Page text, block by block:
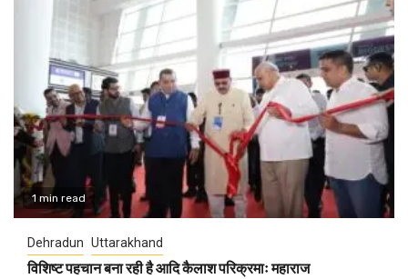
1 min read
Dehradun Uttarakhand
विशिष्ट पहचान बना रही है आदि कैलाश परिक्रमाः महाराज